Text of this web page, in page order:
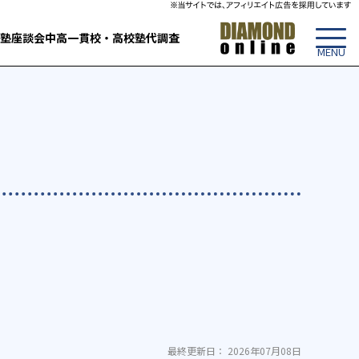
座談会中高一貫校・高校塾代調査
最終更新日： 2026年07月08日